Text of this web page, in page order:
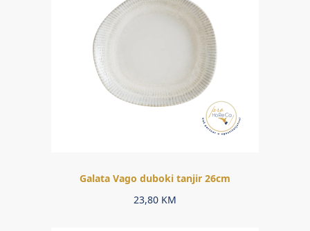
Galata Vago duboki tanjir 26cm
23,80 KM